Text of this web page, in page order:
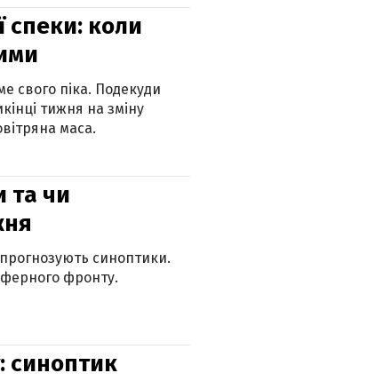
спеки: коли
свого піка. Подекуди
тижня на зміну
маса.
та чи
прогнозують синоптики.
фронту.
синоптик